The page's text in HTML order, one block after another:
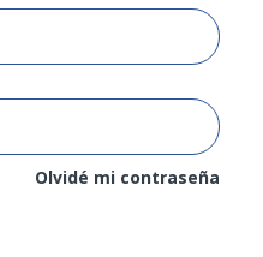
Olvidé mi contraseña